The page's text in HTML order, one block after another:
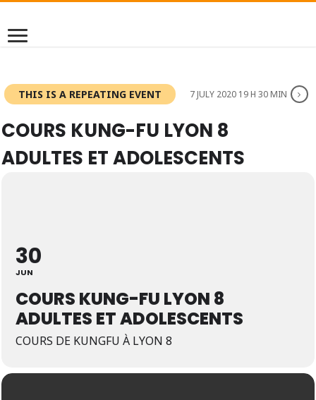
THIS IS A REPEATING EVENT 7 JULY 2020 19 H 30 MIN
COURS KUNG-FU LYON 8
ADULTES ET ADOLESCENTS
30
JUN
COURS KUNG-FU LYON 8
ADULTES ET ADOLESCENTS
COURS DE KUNGFU À LYON 8